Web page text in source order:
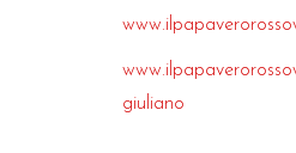
giuliano